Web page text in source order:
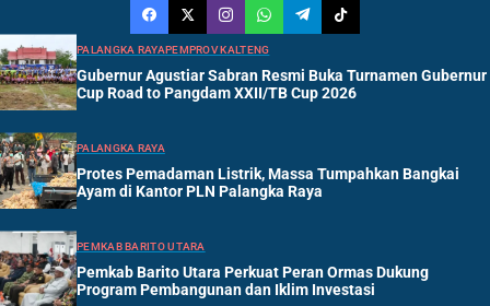
PALANGKA RAYAPEMPROV KALTENG
Gubernur Agustiar Sabran Resmi Buka Turnamen Gubernur
Cup Road to Pangdam XXII/TB Cup 2026
PALANGKA RAYA
Protes Pemadaman Listrik, Massa Tumpahkan Bangkai
Ayam di Kantor PLN Palangka Raya
PEMKAB BARITO UTARA
Pemkab Barito Utara Perkuat Peran Ormas Dukung
Program Pembangunan dan Iklim Investasi